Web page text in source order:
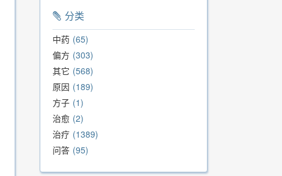
分类
中药 65
偏方 303
其它 568
原因 189
方子 1
治愈 2
治疗 1389
问答 95